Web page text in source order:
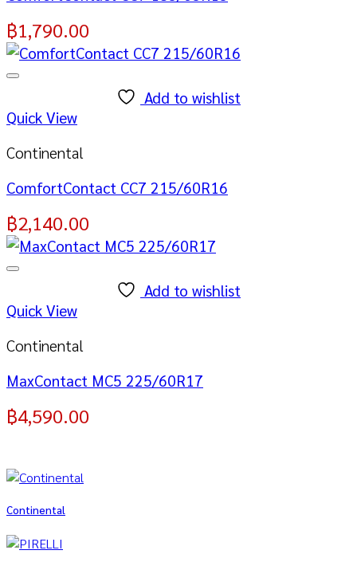
฿1,790.00
Add to wishlist
Quick View
Continental
ComfortContact CC7 215/60R16
฿2,140.00
Add to wishlist
Quick View
Continental
MaxContact MC5 225/60R17
฿4,590.00
Continental